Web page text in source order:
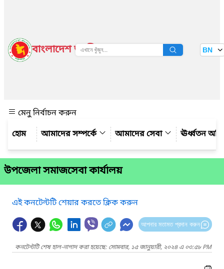
বাংলাদেশ জাতীয় তথ্য বাতায়ন BN
মেনু নির্বাচন করুন
আমাদের সম্পর্কে
আমাদের সেবা ঊর্ধ্বতন
উপজেলা সমাজসেবা কার্যালয়
এই কনটেন্টটি শেয়ার করতে ক্লিক করুন
আপনার মতামত প্রদান করুন
কনটেন্টটি শেষ হাল-নাগাদ করা হয়েছে: সোমবার, ১৫ জানুয়ারী, ২০২৪ এ ০৩:৫৮ PM